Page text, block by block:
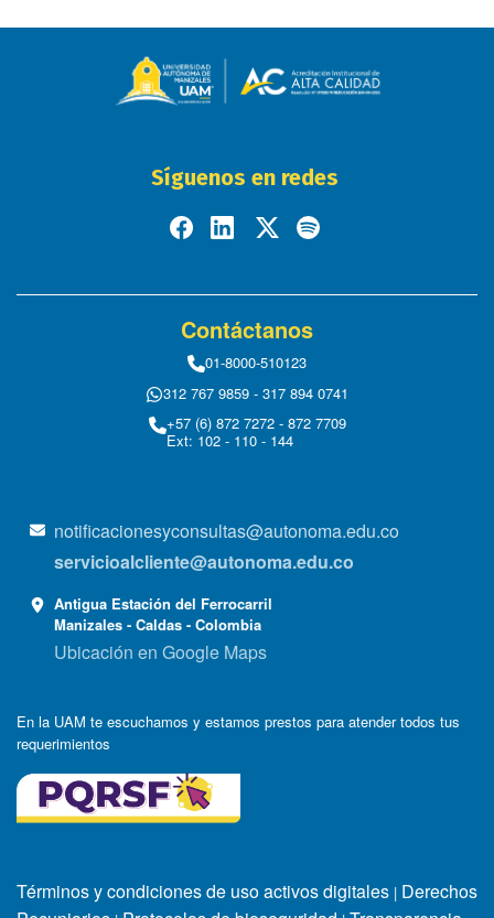
Síguenos en redes
Contáctanos
01-8000-510123
312 767 9859 - 317 894 0741
+57 (6) 872 7272 - 872 7709
Ext: 102 - 110 - 144
notificacionesyconsultas@autonoma.edu.co
servicioalcliente@autonoma.edu.co
Antigua Estación del Ferrocarril
Manizales - Caldas - Colombia
Ubicación en Google Maps
En la UAM te escuchamos y estamos prestos para atender todos tus
requerimientos
Términos y condiciones de uso activos digitales | Derechos